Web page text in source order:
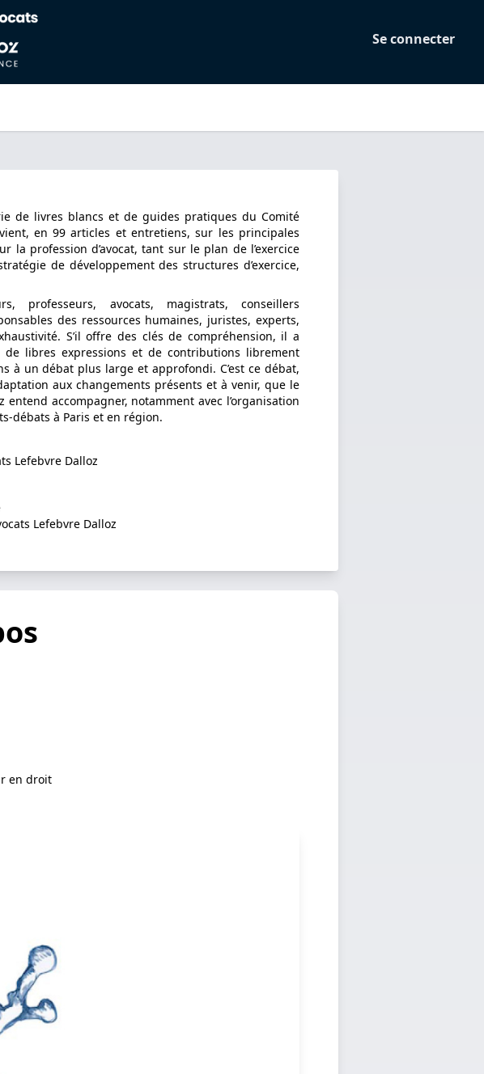
Se connecter
de livres blancs et de guides pratiques du Comité
en 99 articles et entretiens, sur les principales
profession d’avocat, tant sur le plan de l’exercice
de développement des structures d’exercice,
professeurs, avocats, magistrats, conseillers
des ressources humaines, juristes, experts,
S’il offre des clés de compréhension, il a
de libres expressions et de contributions librement
à un débat plus large et approfondi. C’est ce débat,
aux changements présents et à venir, que le
accompagner, notamment avec l’organisation
débats à Paris et en région.
Lefebvre Dalloz
Lefebvre Dalloz
en droit